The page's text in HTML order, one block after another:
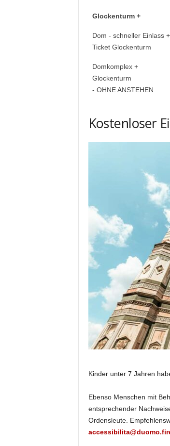
Glockenturm +
Dom - schneller Einlass +
Ticket Glockenturm
Domkomplex +
Glockenturm
- OHNE ANSTEHEN
Kostenloser
Kinder unter 7 Jahren
Ebenso Menschen mit
entsprechender
Ordensleute.